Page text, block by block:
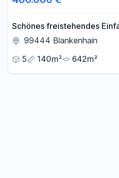
Schönes freistehendes
und Carport in ruhiger
99444 Blankenhain
5
140m² 642m²